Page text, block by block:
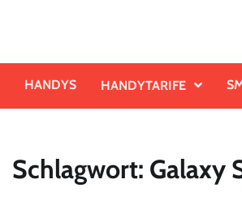
HANDYS HANDYTARIFE
Schlagwort: Galaxy